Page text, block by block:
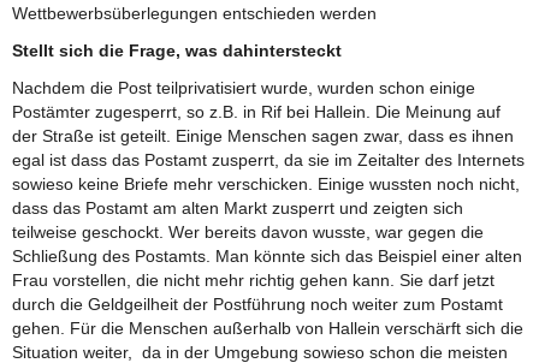
Wettbewerbsüberlegungen entschieden werden
Stellt sich die Frage, was dahintersteckt
Nachdem die Post teilprivatisiert wurde, wurden schon einige
Postämter zugesperrt, so z.B. in Rif bei Hallein. Die Meinung auf
der Straße ist geteilt. Einige Menschen sagen zwar, dass es ihnen
egal ist dass das Postamt zusperrt, da sie im Zeitalter des Internets
sowieso keine Briefe mehr verschicken. Einige wussten noch nicht,
dass das Postamt am alten Markt zusperrt und zeigten sich
teilweise geschockt. Wer bereits davon wusste, war gegen die
Schließung des Postamts. Man könnte sich das Beispiel einer alten
Frau vorstellen, die nicht mehr richtig gehen kann. Sie darf jetzt
durch die Geldgeilheit der Postführung noch weiter zum Postamt
gehen. Für die Menschen außerhalb von Hallein verschärft sich die
Situation weiter, da in der Umgebung sowieso schon die meisten